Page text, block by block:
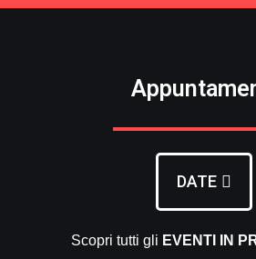
DATE
Scopri tutti gli EVENTI IN